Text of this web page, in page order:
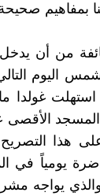
بمفاهيم
من أن
اليوم
غولدا
المسجد
هذا
يومياً في
يواجه